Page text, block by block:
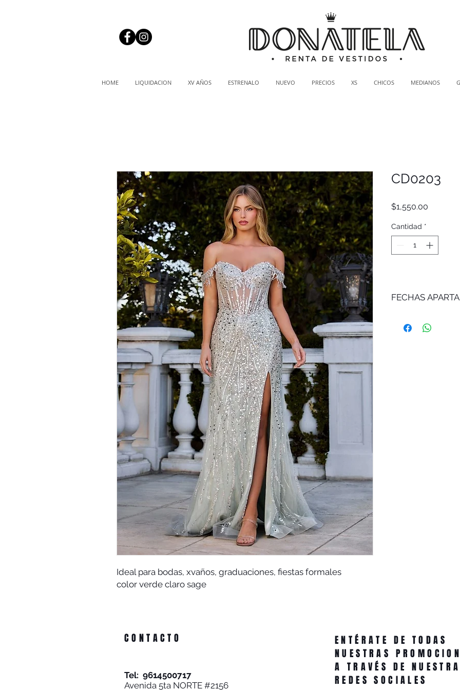
HOME LIQUIDACION XV AÑOS ESTRENALO NUEVO PRECIOS XS CHICOS MEDIANOS
Ideal para bodas, xvaños, graduaciones, fiestas formales
color verde claro sage
CD0203
$1,550.00
Cantidad *
FECHAS
CONTACTO
Tel: 9614500717
Avenida 5ta NORTE #2156
ENTÉRATE DE TODAS
NUESTRAS
A TRAVÉS DE
REDES SOCIALES